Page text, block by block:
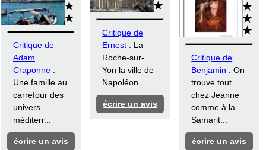
Critique de
Adam
Craponne :
Une famille au
carrefour des
univers
méditerr...
écrire un avis
Critique de
Ernest : La
Roche-sur-
Yon la ville de
Napoléon
écrire un avis
Critique de
Benjamin : On
trouve tout
chez Jeanne
comme à la
Samarit...
écrire un avis